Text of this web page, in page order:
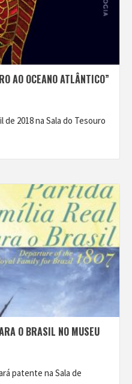
AO OCEANO ATLÂNTICO”
de 2018 na Sala do Tesouro
O BRASIL NO MUSEU
patente na Sala de